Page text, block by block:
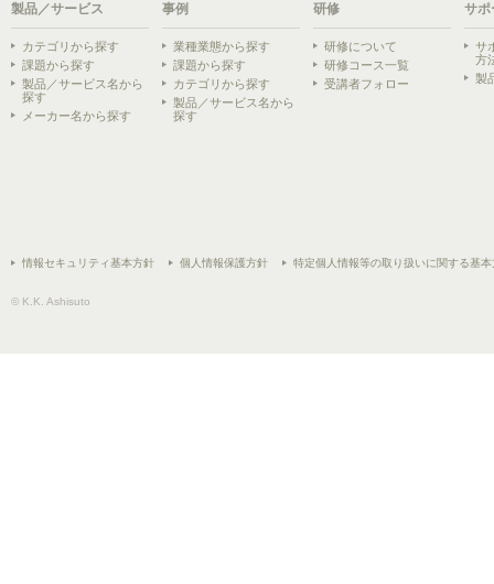
製品／サービス
カテゴリから探す
課題から探す
製品／サービス名から
探す
メーカー名から探す
事例
業種業態から探す
課題から探す
カテゴリから探す
製品／サービス名から
探す
研修
研修について
研修コース一覧
受講者フォロー
サポ
サ
方
製
情報セキュリティ基本方針 個人情報保護方針 特定個人情報等の取り扱いに関する基本
© K.K. Ashisuto